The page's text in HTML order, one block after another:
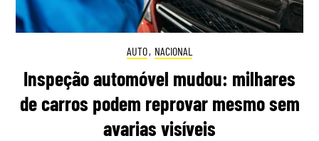
AUTO, NACIONAL
Inspeção automóvel mudou: milhares
de carros podem reprovar mesmo sem
avarias visíveis